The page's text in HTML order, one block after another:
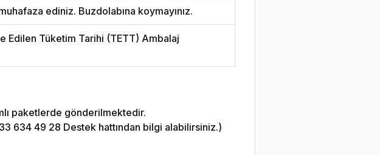
ediniz. Buzdolabına koymayınız.
Edilen Tüketim Tarihi (TETT) Ambalaj
paketlerde gönderilmektedir.
634 49 28 Destek hattından bilgi alabilirsiniz.)